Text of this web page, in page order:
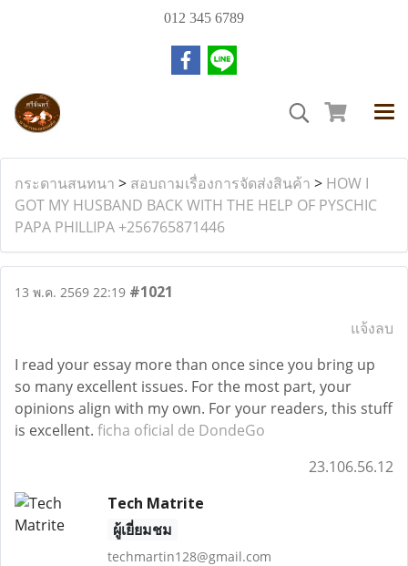
012 345 6789
กระดานสนทนา > สอบถามเรื่องการจัดส่งสินค้า > HOW I
GOT MY HUSBAND BACK WITH THE HELP OF PYSCHIC
PAPA PHILLIPA +256765871446
13 พ.ค. 2569 22:19 #1021
แจ้งลบ
I read your essay more than once since you bring up
so many excellent issues. For the most part, your
opinions align with my own. For your readers, this stuff
is excellent. ficha oficial de DondeGo
23.106.56.12
Tech Matrite
ผู้เยี่ยมชม
techmartin128@gmail.com